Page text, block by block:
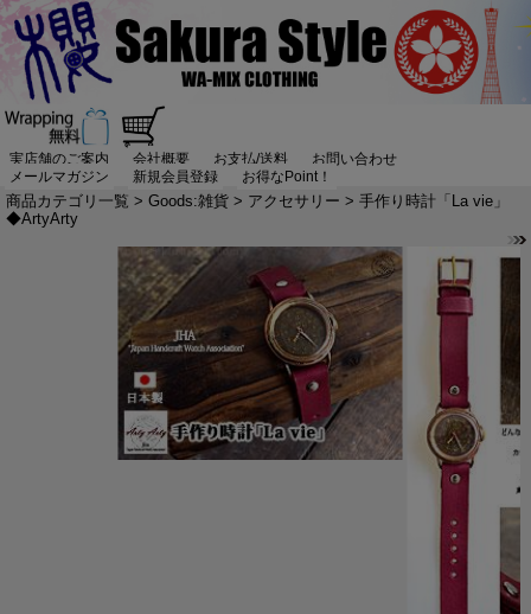
実店舗のご案内 会社概要 お支払/送料
お問い合わせ
メールマガジン
新規会員登録 お得なPoint！
商品カテゴリ一覧 > Goods:雑貨 > アクセサリー > 手作り時計「La vie」
◆ArtyArty